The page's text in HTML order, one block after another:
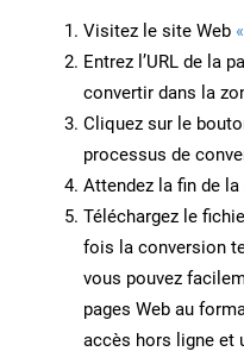
Visitez le site Web
Entrez l’URL de la
convertir dans la
Cliquez sur le
processus de
Attendez la fin de
Téléchargez le
fois la conversion
vous pouvez
pages Web au
accès hors ligne et